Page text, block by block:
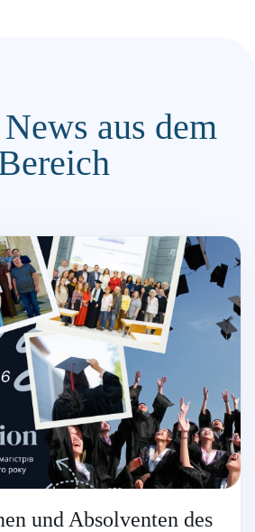
aus dem
und Absolventen des